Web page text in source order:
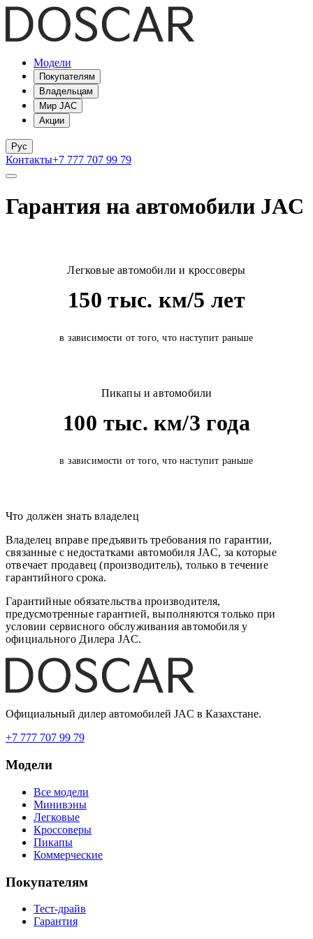
Модели
Покупателям
Владельцам
Мир JAC
Акции
Рус
Контакты+7 777 707 99 79
Гарантия на автомобили JAC
Легковые автомобили и кроссоверы
150 тыс. км/5 лет
в зависимости от того, что наступит раньше
Пикапы и автомобили
100 тыс. км/3 года
в зависимости от того, что наступит раньше
Что должен знать владелец
Владелец вправе предъявить требования по гарантии,
связанные с недостатками автомобиля JAC, за которые
отвечает продавец (производитель), только в течение
гарантийного срока.
Гарантийные обязательства производителя,
предусмотренные гарантией, выполняются только при
условии сервисного обслуживания автомобиля у
официального Дилера JAC.
Официальный дилер автомобилей JAC в Казахстане.
+7 777 707 99 79
Модели
Все модели
Минивэны
Легковые
Кроссоверы
Пикапы
Коммерческие
Покупателям
Тест-драйв
Гарантия